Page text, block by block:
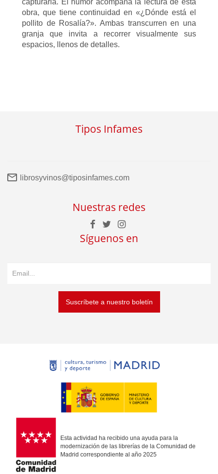
capturarla. El humor acompaña la lectura de esta
obra, que tiene continuidad en «¿Dónde está el
pollito de Rosalía?». Ambas transcurren en una
granja que invita a recorrer visualmente sus
espacios, llenos de detalles.
Tipos Infames
librosyvinos@tiposinfames.com
Nuestras redes
Síguenos en
Suscríbete a nuestro boletín
Esta actividad ha recibido una ayuda para la
modernización de las librerías de la Comunidad de
Madrid correspondiente al año 2025